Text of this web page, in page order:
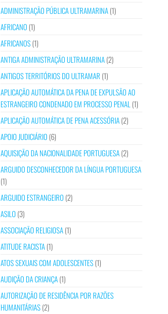
ADMINISTRAÇÃO PÚBLICA ULTRAMARINA(1)
AFRICANO (1)
AFRICANOS(1)
ANTIGA ADMINISTRAÇÃO ULTRAMARINA(2)
ANTIGOS TERRITÓRIOS DO ULTRAMAR (1)
APLICAÇÃO AUTOMÁTICA DA PENA DE EXPULSÃO AO
ESTRANGEIRO CONDENADO EM PROCESSO PENAL (1)
APLICAÇÃO AUTOMÁTICA DE PENA ACESSÓRIA(2)
APOIO JUDICIÁRIO (6)
AQUISIÇÃO DA NACIONALIDADE PORTUGUESA(2)
ARGUIDO DESCONHECEDOR DA LÍNGUA PORTUGUESA
(1)
ARGUIDO ESTRANGEIRO (2)
ASILO (3)
ASSOCIAÇÃO RELIGIOSA(1)
ATITUDE RACISTA(1)
ATOS SEXUAIS COM ADOLESCENTES(1)
AUDIÇÃO DA CRIANÇA(1)
AUTORIZAÇÃO DE RESIDÊNCIA POR RAZÕES
HUMANITÁRIAS(2)